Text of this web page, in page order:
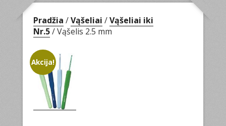
Pradžia /Vąšeliai /Vąšeliai iki
Nr.5/ Vąšelis 2.5 mm
Akcija!